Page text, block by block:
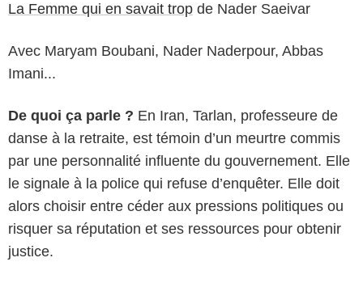
La Femme qui en savait trop de Nader Saeivar
Avec Maryam Boubani, Nader Naderpour, Abbas
Imani...
De quoi ça parle ? En Iran, Tarlan, professeure de
danse à la retraite, est témoin d’un meurtre commis
par une personnalité influente du gouvernement. Elle
le signale à la police qui refuse d’enquêter. Elle doit
alors choisir entre céder aux pressions politiques ou
risquer sa réputation et ses ressources pour obtenir
justice.